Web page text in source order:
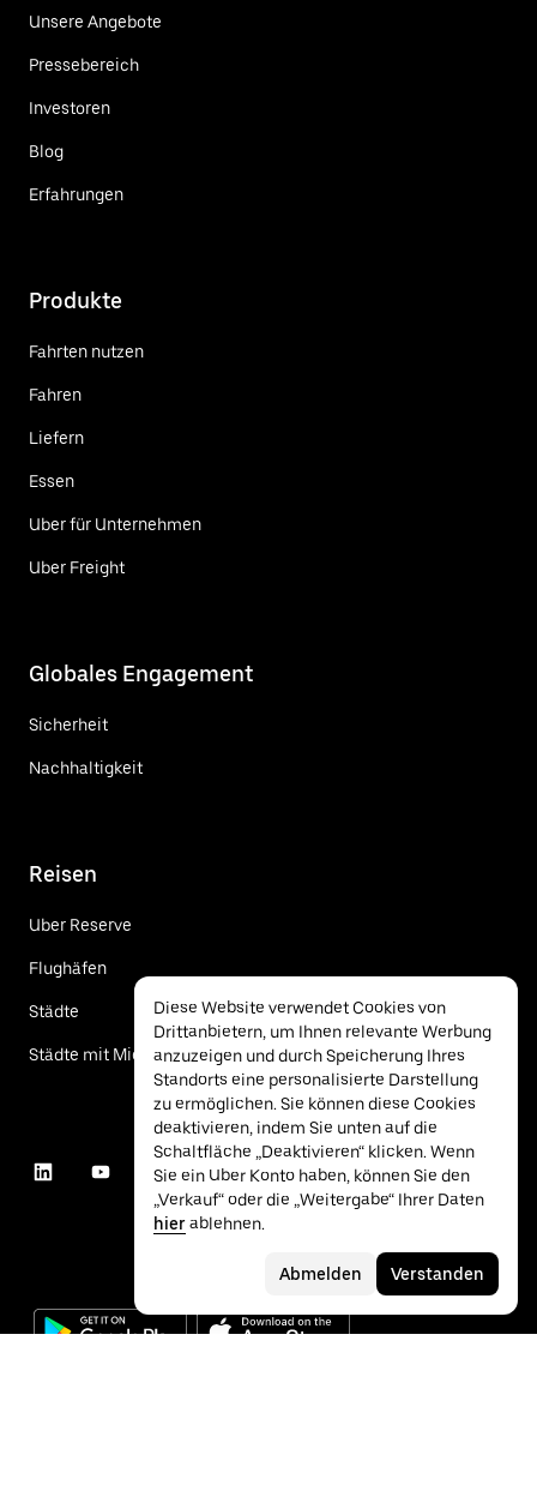
Unsere Angebote
Pressebereich
Investoren
Blog
Erfahrungen
Produkte
Fahrten nutzen
Fahren
Liefern
Essen
Uber für Unternehmen
Uber Freight
Globales Engagement
Sicherheit
Nachhaltigkeit
Reisen
Uber Reserve
Flughäfen
Städte
Städte mit Mietwagen
Diese Website verwendet Cookies von
Drittanbietern, um Ihnen relevante Werbung
anzuzeigen und durch Speicherung Ihres
Standorts eine personalisierte Darstellung
zu ermöglichen. Sie können diese Cookies
deaktivieren, indem Sie unten auf die
Schaltfläche „Deaktivieren“ klicken. Wenn
Sie ein Uber Konto haben, können Sie den
„Verkauf“ oder die „Weitergabe“ Ihrer Daten
hierablehnen.
Abmelden Verstanden